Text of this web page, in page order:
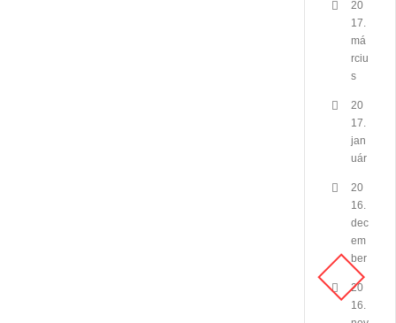
20
17.
má
rciu
s
20
17.
jan
uár
20
16.
dec
em
ber
20
16.